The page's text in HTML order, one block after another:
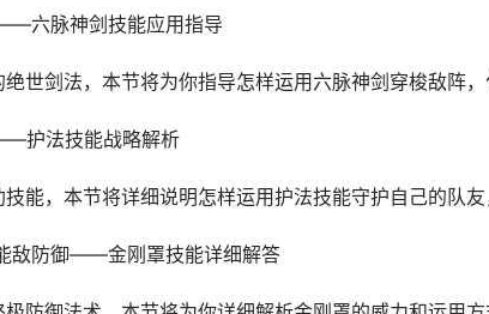
六脉神剑技能应用指导
世剑法，本节将为你指导怎样运用六脉神剑穿梭敌阵，
护法技能战略解析
能，本节将详细说明怎样运用护法技能守护自己的队友
敌防御——金刚罩技能详细解答